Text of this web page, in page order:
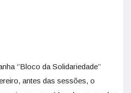
‘’Bloco da Solidariedade’’
antes das sessões, o